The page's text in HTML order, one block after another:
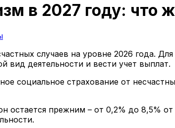
в 2027 году: что
случаев на уровне 2026 года.
вид деятельности и вести учет выплат.
социальное страхование от
остается прежним – от 0,2% до 8,5%